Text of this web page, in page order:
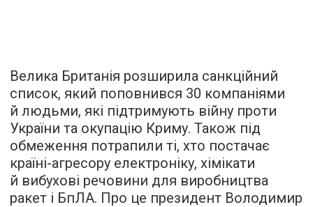
Велика Британія розширила санкційний
список, який поповнився 30 компаніями
й людьми, які підтримують війну проти
України та окупацію Криму. Також під
обмеження потрапили ті, хто постачає
країні-агресору електроніку, хімікати
й вибухові речовини для виробництва
ракет і БпЛА. Про це президент Володимир